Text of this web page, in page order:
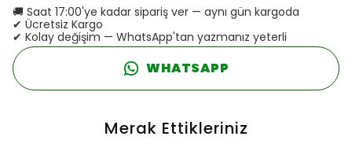
🚚 Saat 17:00'ye kadar sipariş ver — aynı gün kargoda
✔ Ücretsiz Kargo
✔ Kolay değişim — WhatsApp'tan yazmanız yeterli
WHATSAPP
Merak Ettikleriniz